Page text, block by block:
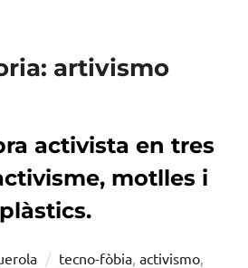
artivismo
activista en tres
motlles i
plàstics.
tecno-fòbia, activismo,